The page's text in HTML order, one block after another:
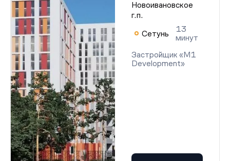
Новоивановское
г.п.
Сетунь
13
минут
Застройщик «M1
Development»